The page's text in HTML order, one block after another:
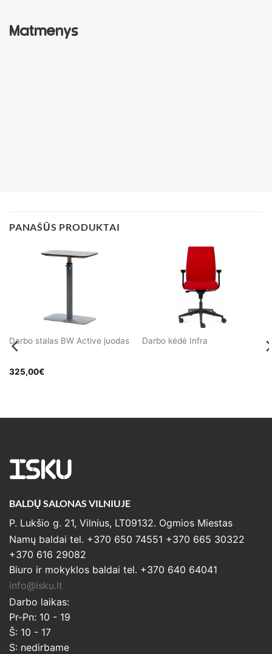
Matmenys
PANAŠŪS PRODUKTAI
Darbo stalas BW Active juodas
325,00€
Darbo kėdė Infra
ISKU
BALDŲ SALONAS VILNIUJE
P. Lukšio g. 21, Vilnius, LT09132. Ogmios Miestas
Namų baldai tel. +370 650 74551 +370 665 30322
+370 616 29082
Biuro ir mokyklos baldai tel. +370 640 64041
info@isku.lt
Darbo laikas:
Pr-Pn: 10 - 19
Š: 10 - 17
S: nedirbame